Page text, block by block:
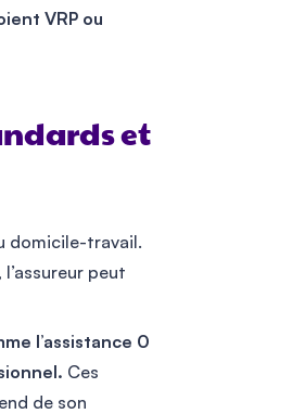
VRP ou
et
domicile-travail.
l’assureur peut
l’assistance 0
Ces
de son